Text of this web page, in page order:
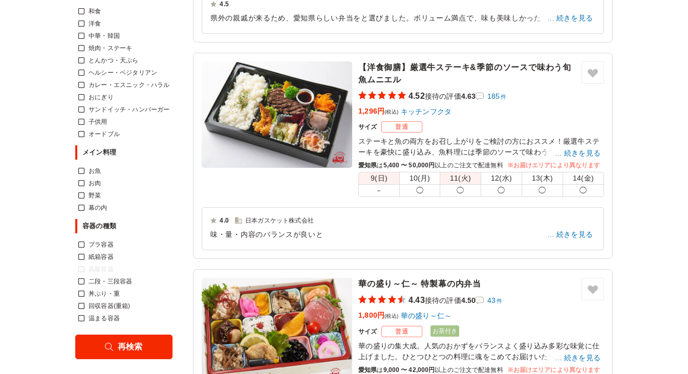
4.5
県外の親戚が来るため、愛知県らしい弁当をと選びました。ボリューム満点で、味も美味しかったです。欲を言う
続きを見る
【洋食御膳】厳選牛ステーキ&季節のソースで味わう旬
魚ムニエル
4.52接待の評価4.63 185件
1,296円(税込) キッチンフクタ
サイズ 普通
ステーキと魚の両方をお召し上がりをご検討の方におススメ！厳選牛ステ
ーキを豪快に盛り込み、魚料理には季節のソースで味わう旬魚のムニエル
を合わせております。副菜も充実。追加でオムライスに変更も可能です。
この贅沢な洋食御膳をぜひ一度お召し上がりください。
※ご飯を「白ご飯普通盛」「白ご飯大盛(＋150円)」「オムライス普通盛
(＋480円)」「オムライス大盛(＋650円)」に変更できます。下記プルダウ
続きを見る
愛知県は5,400 〜 50,000円 以上のご注文で配達無料 ※お届けエリアにより異なります
9(日) 10(月) 11(火) 12(水) 13(木) 14(金)
－ ◯ ◯ ◯ ◯ ◯
4.0 日本ガスケット株式会社
味・量・内容のバランスが良いと
ご利用シーン：会食・接待›接待 愛知県豊田市緑ケ丘2026/02/09
続きを見る
華の盛り～仁～ 特製幕の内弁当
4.43接待の評価4.50 43 件
1,800円(税込) 華の盛り～仁～
サイズ 普通 お茶付き
華の盛りの集大成。人気のおかずをバランスよく盛り込み多彩な味覚に仕
上げました。ひとつひとつの料理に魂をこめてお届けいたします。是非ご
賞味ください。
続きを見る
愛知県は9,000 〜 42,000円 以上のご注文で配達無料 ※お届けエリアにより異なります
和食
洋食
中華・韓国
焼肉・ステーキ
とんかつ・天ぷら
ヘルシー・ベジタリアン
カレー・エスニック・ハラル
おにぎり
サンドイッチ・ハンバーガー
子供用
オードブル
メイン料理
お魚
お肉
野菜
幕の内
容器の種類
プラ容器
紙箱容器
高級容器
二段・三段容器
丼ぶり・重
回収容器(重箱)
温まる容器
再検索